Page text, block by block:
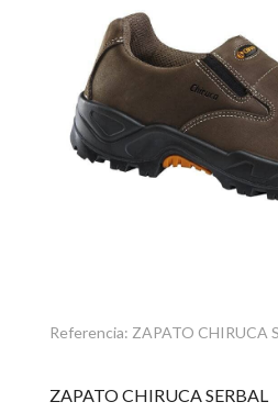
Referencia: ZAPATO CHIRUCA
ZAPATO CHIRUCA SERBAL